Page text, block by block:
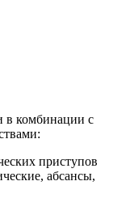
в комбинации с
приступов
абсансы,